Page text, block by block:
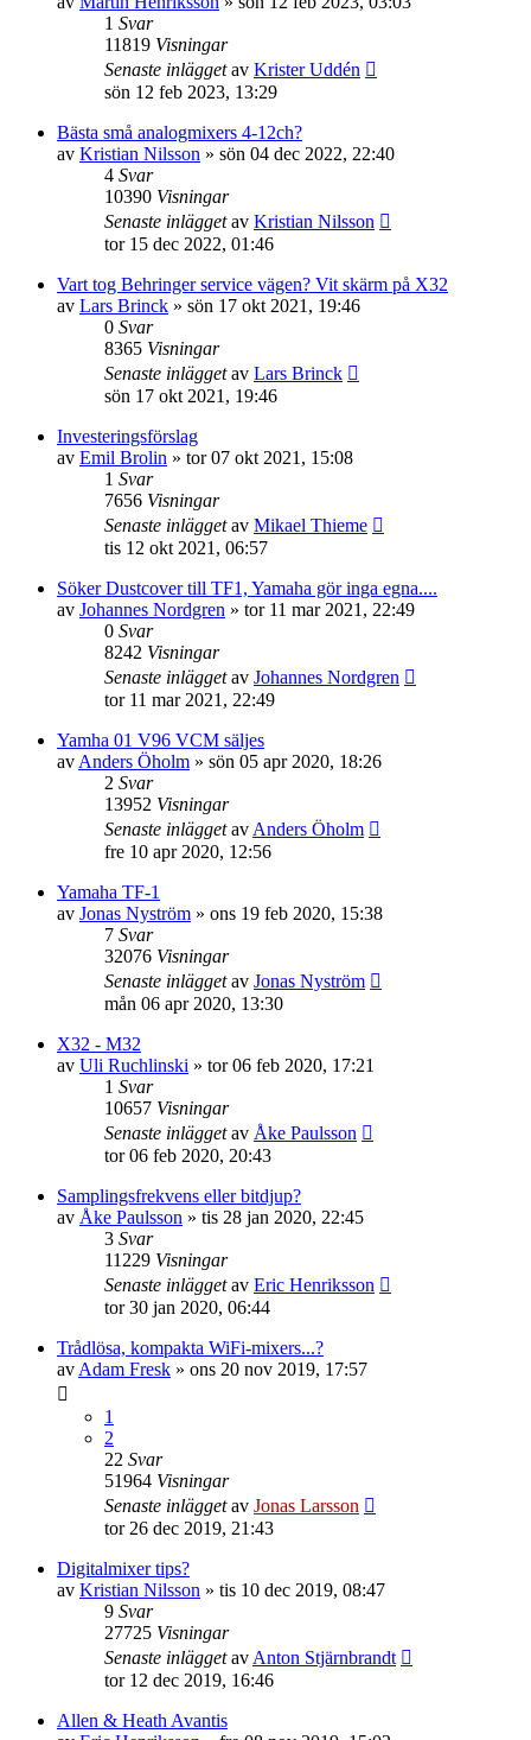
1 Svar
11819 Visningar
Senaste inläggetav Krister Uddén
sön 12 feb 2023, 13:29
Bästa små analogmixers 4-12ch?
av Kristian Nilsson » sön 04 dec 2022, 22:40
4 Svar
10390 Visningar
Senaste inläggetav Kristian Nilsson
tor 15 dec 2022, 01:46
Vart tog Behringer service vägen? Vit skärm på X32
av Lars Brinck » sön 17 okt 2021, 19:46
0 Svar
8365 Visningar
Senaste inläggetav Lars Brinck
sön 17 okt 2021, 19:46
Investeringsförslag
av Emil Brolin » tor 07 okt 2021, 15:08
1 Svar
7656 Visningar
Senaste inläggetav Mikael Thieme
tis 12 okt 2021, 06:57
Söker Dustcover till TF1, Yamaha gör inga egna....
av Johannes Nordgren » tor 11 mar 2021, 22:49
0 Svar
8242 Visningar
Senaste inläggetav Johannes Nordgren
tor 11 mar 2021, 22:49
Yamha 01 V96 VCM säljes
av Anders Öholm » sön 05 apr 2020, 18:26
2 Svar
13952 Visningar
Senaste inläggetav Anders Öholm
fre 10 apr 2020, 12:56
Yamaha TF-1
av Jonas Nyström » ons 19 feb 2020, 15:38
7 Svar
32076 Visningar
Senaste inläggetav Jonas Nyström
mån 06 apr 2020, 13:30
X32 - M32
av Uli Ruchlinski » tor 06 feb 2020, 17:21
1 Svar
10657 Visningar
Senaste inläggetav Åke Paulsson
tor 06 feb 2020, 20:43
Samplingsfrekvens eller bitdjup?
av Åke Paulsson » tis 28 jan 2020, 22:45
3 Svar
11229 Visningar
Senaste inläggetav Eric Henriksson
tor 30 jan 2020, 06:44
Trådlösa, kompakta WiFi-mixers...?
av Adam Fresk » ons 20 nov 2019, 17:57
1
2
22 Svar
51964 Visningar
Senaste inläggetav Jonas Larsson
tor 26 dec 2019, 21:43
Digitalmixer tips?
av Kristian Nilsson » tis 10 dec 2019, 08:47
9 Svar
27725 Visningar
Senaste inläggetav Anton Stjärnbrandt
tor 12 dec 2019, 16:46
Allen & Heath Avantis